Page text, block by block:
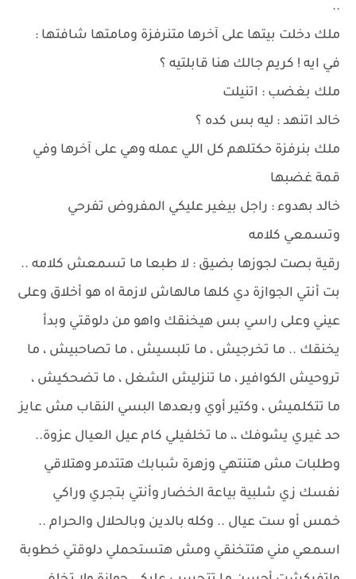
..
ملك دخلت بيتها على آخرها متنرفزة ومامتها شافتها :
في ايه ! كريم جالك هنا قابلتيه ؟
ملك بغضب : اتنيلت
خالد اتنهد : ليه بس كده ؟
ملك بنرفزة حكتلهم كل اللي عمله وهي على آخرها وفي
قمة غضبها
خالد بهدوء : راجل بيغير عليكي المفروض تفرحي
وتسمعي كلامه
رقية بصت لجوزها بضيق : لا طبعا ما تسمعش كلامه ..
بت أنتي الجوازة دي كلها مالهاش لازمة اه هو أخلاق وعلى
عيني وعلى راسي بس هيخنقك واهو من دلوقتي وبدأ
يخنقك .. ما تخرجيش ، ما تلبسيش ، ما تصاحبيش ، ما
تروحيش الكوافير ، ما تنزليش الشغل ، ما تضحكيش ،
ما تتكلميش ، وكتير أوي وبعدها البسي النقاب مش عايز
حد غيري يشوفك ،، ما تخلفيلي كام عيل العيال عزوة..
وطلبات مش هتنتهي وزهرة شبابك هتتدمر وهتلاقي
نفسك زي شلبية بياعة الخضار وأنتي بتجري وراكي
خمس أو ست عيال .. وكله بالدين وبالحلال والحرام ..
اسمعي مني هتتخنقي ومش هتستحملي دلوقتي خطوبة